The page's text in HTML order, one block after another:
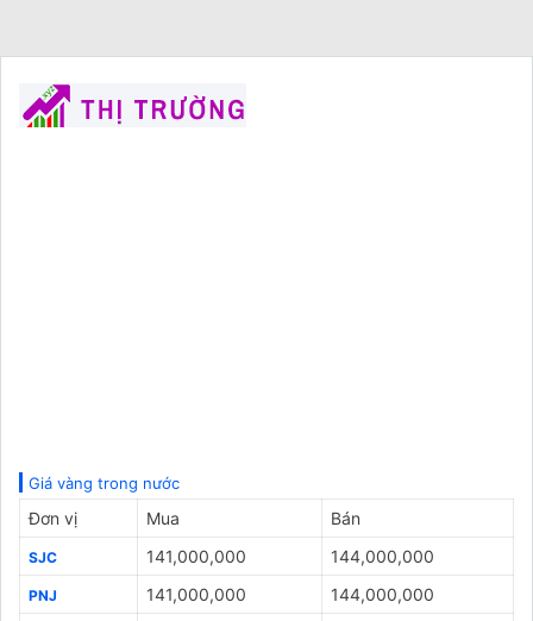
Giá vàng trong nước
Đơn vị Mua Bán
SJC 141,000,000 144,000,000
PNJ 141,000,000 144,000,000